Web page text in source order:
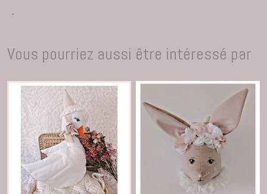
.
Vous pourriez aussi être intéressé par